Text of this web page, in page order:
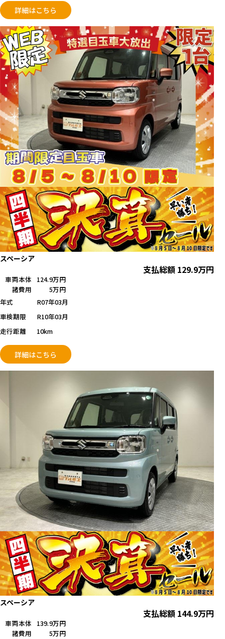
詳細はこちら
スペーシア
支払総額 129.9万円
車両本体
124.9万円
諸費用
5万円
年式
R07年03月
車検期限
R10年03月
走行距離
10km
詳細はこちら
スペーシア
支払総額 144.9万円
車両本体
139.9万円
諸費用
5万円